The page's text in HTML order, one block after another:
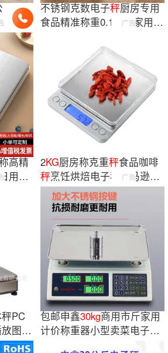
不锈钢克数电子秤厨房专用
食品精准称重0.1克秤家用充
广告
高精
用食
2KG厨房称克重秤食品咖啡
秤烹饪烘焙电子秤
亚马逊爆
款高精度厨房
广告
PC
图片
包邮申鑫30kg商用市斤家用
计价称重器小型卖菜电子称